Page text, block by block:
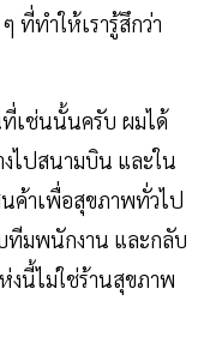
ที่ทำให้เรารู้สึกว่า
ที่เช่นนั้นครับ ผมได้
งไปสนามบิน และใน
ค้าเพื่อสุขภาพทั่วไป
ทีมพนักงาน และกลับ
งนี้ไม่ใช่ร้านสุขภาพ